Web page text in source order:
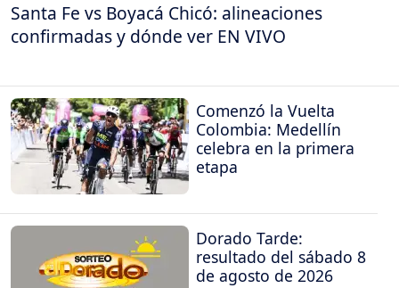
Santa Fe vs Boyacá Chicó: alineaciones
confirmadas y dónde ver EN VIVO
Comenzó la Vuelta
Colombia: Medellín
celebra en la primera
etapa
Dorado Tarde:
resultado del sábado 8
de agosto de 2026